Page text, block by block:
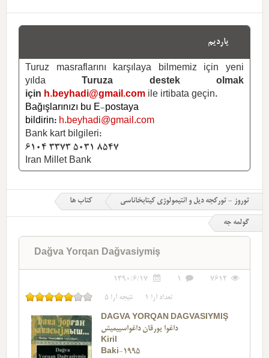
یاردیم
Turuz masraflarını karşılaya bilmemiz için yeni
yılda
Turuza destek olmak
için h.beyhadi@gmail.com ile irtibata geçin.
Bağışlarınızı bu E-postaya
bildirin: h.beyhadi@gmail.com
Bank kart bilgileri:
6104 3373 5031 8547
Iran Millet Bank
توروز - تورکجه دیل و ائتیمولوژی کیتابخاناسی کتاب ها
گولمه جه
Dağva Yorqan Dağvasiymiş
7612
1
1390/6/17
تعداد آرا 1 نتیجه آرا 5
DAĞVA YORQAN DAĞVASIYMIŞ
داغوا یورقان داغواسییمیش
Kiril
Baki-1995